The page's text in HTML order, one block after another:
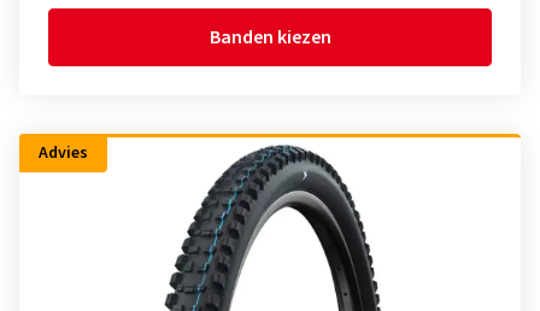
Banden kiezen
Advies